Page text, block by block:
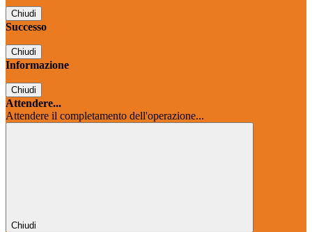
Chiudi
Successo
Chiudi
Informazione
Chiudi
Attendere...
Attendere il completamento dell'operazione...
Chiudi